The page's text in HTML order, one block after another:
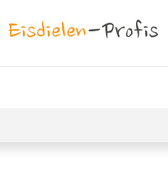
Eisdielen-Profis